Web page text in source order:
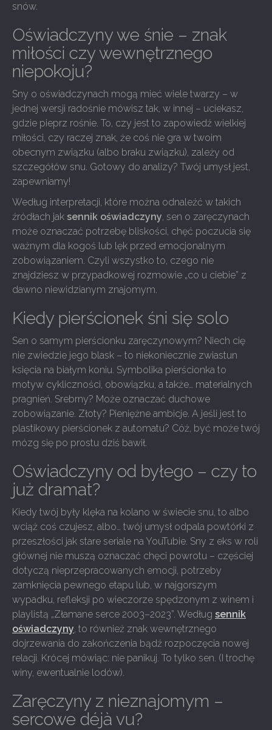
snów.
Oświadczyny we śnie – znak
miłości czy wewnętrznego
niepokoju?
Sny o oświadczynach mogą mieć wiele twarzy – w
jednej wersji radośnie mówisz tak, w innej – uciekasz,
gdzie pieprz rośnie. To, czy jest to zapowiedź wielkiej
miłości, czy raczej znak, że coś nie gra w twoim
obecnym związku (albo braku związku), zależy od
szczegółów snu. Gotowy do analizy? Twój umysł jest,
zapewniamy!
Według interpretacji, które można odnaleźć w takich
źródłach jak sennik oświadczyny, sen o zaręczynach
może oznaczać potrzebę bliskości, chęć poczucia się
ważnym dla kogoś lub lęk przed emocjonalnym
zobowiązaniem. Czyli wszystko to, czego nie
znajdziesz w przypadkowej rozmowie „co u ciebie” z
dawno niewidzianym znajomym.
Kiedy pierścionek śni się solo
Sen o samym pierścionku zaręczynowym? Niech cię
nie zwiedzie jego blask – to niekoniecznie zwiastun
księcia na białym koniu. Symbolika pierścionka to
motyw cykliczności, obowiązku, a także… materialnych
pragnień. Srebrny? Może oznaczać duchowe
zobowiązanie. Złoty? Pieniężne ambicje. A jeśli jest to
plastikowy pierścionek z automatu? Cóż, być może twój
mózg się po prostu dziś bawił.
Oświadczyny od byłego – czy to
już dramat?
Kiedy twój były klęka na kolano w świecie snu, to albo
wciąż coś czujesz, albo… twój umysł odpala powtórki z
przeszłości jak stare seriale na YouTubie. Sny z eks w roli
głównej nie muszą oznaczać chęci powrotu – częściej
dotyczą nieprzepracowanych emocji, potrzeby
zamknięcia pewnego etapu lub, w najgorszym
wypadku, refleksji po wieczorze spędzonym z winem i
playlistą „Złamane serce 2003–2023”. Według sennik
oświadczyny, to również znak wewnętrznego
dojrzewania do zakończenia bądź rozpoczęcia nowej
relacji. Krócej mówiąc: nie panikuj. To tylko sen. (I trochę
winy, ewentualnie lodów).
Zaręczyny z nieznajomym –
sercowe déjà vu?